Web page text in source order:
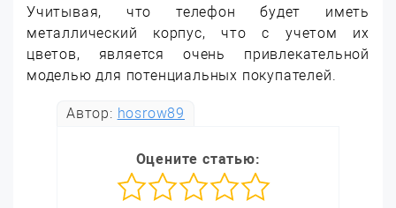
Учитывая, что телефон будет иметь
металлический корпус, что с учетом их
цветов, является очень привлекательной
моделью для потенциальных покупателей.
Автор: hosrow89
Оцените статью: